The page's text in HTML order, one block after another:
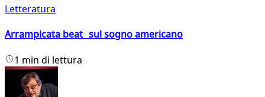
Letteratura
Arrampicata beat sul sogno americano
1 min di lettura